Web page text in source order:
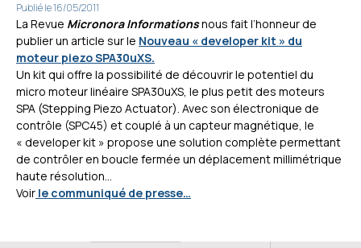
Publié le16/05/2011
La Revue Micronora Informationsnous fait l’honneur de
publier un article sur le Nouveau « developer kit » du
moteur piezo SPA30uXS.
Un kit qui offre la possibilité de découvrir le potentiel du
micro moteur linéaire SPA30uXS, le plus petit des moteurs
SPA (Stepping Piezo Actuator). Avec son électronique de
contrôle (SPC45) et couplé à un capteur magnétique, le
« developer kit » propose une solution complète permettant
de contrôler en boucle fermée un déplacement millimétrique
haute résolution…
Voir le communiqué de presse…